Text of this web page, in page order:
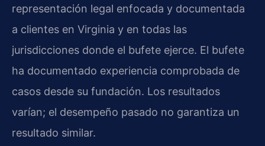
representación legal enfocada y documentada
a clientes en Virginia y en todas las
jurisdicciones donde el bufete ejerce. El bufete
ha documentado experiencia comprobada de
casos desde su fundación. Los resultados
varían; el desempeño pasado no garantiza un
resultado similar.